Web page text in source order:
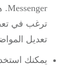
Messenger.
تعديل
يمكنك